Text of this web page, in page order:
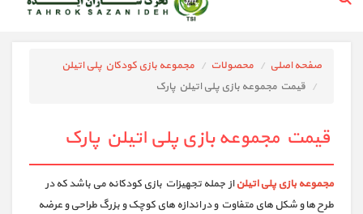
صفحه اصلی محصولات
مجموعه بازی کودکان پلی اتیلن
قیمت مجموعه بازی پلی اتیلن پارک
قیمت مجموعه بازی پلی اتیلن پارک
مجموعه بازی پلی اتیلناز جمله تجهیزات بازی کودکانه می باشد که در
طرح ها و شکل های متفاوت و در اندازه های کوچک و بزرگ طراحی و عرضه